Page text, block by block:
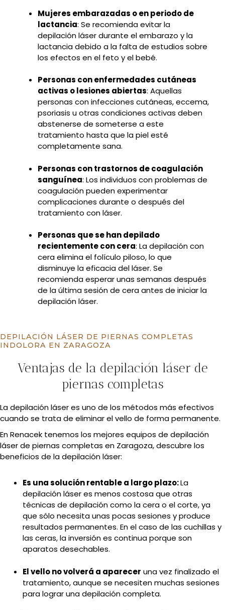
Mujeres embarazadas o en periodo de
lactancia: Se recomienda evitar la
depilación láser durante el embarazo y la
lactancia debido a la falta de estudios sobre
los efectos en el feto y el bebé.
Personas con enfermedades cutáneas
activas o lesiones abiertas: Aquellas
personas con infecciones cutáneas, eccema,
psoriasis u otras condiciones activas deben
abstenerse de someterse a este
tratamiento hasta que la piel esté
completamente sana.
Personas con trastornos de coagulación
sanguínea: Los individuos con problemas de
coagulación pueden experimentar
complicaciones durante o después del
tratamiento con láser.
Personas que se han depilado
recientemente con cera: La depilación con
cera elimina el folículo piloso, lo que
disminuye la eficacia del láser. Se
recomienda esperar unas semanas después
de la última sesión de cera antes de iniciar la
depilación láser.
DEPILACIÓN LÁSER DE PIERNAS COMPLETAS
INDOLORA EN ZARAGOZA
Ventajas de la depilación láser de
piernas completas
La depilación láser es uno de los métodos más efectivos
cuando se trata de eliminar el vello de forma permanente.
En Renacek tenemos los mejores equipos de depilación
láser de piernas completas en Zaragoza, descubre los
beneficios de la depilación láser:
Es una solución rentable a largo plazo:La
depilación láser es menos costosa que otras
técnicas de depilación como la cera o el corte, ya
que sólo necesita unas pocas sesiones y produce
resultados permanentes. En el caso de las cuchillas y
las ceras, la inversión es continua porque son
aparatos desechables.
El vello no volverá a aparecer una vez finalizado el
tratamiento, aunque se necesiten muchas sesiones
para lograr una depilación completa.